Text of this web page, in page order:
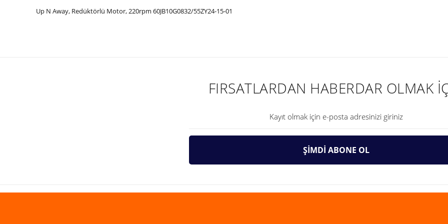
Up N Away, Redüktörlü Motor, 220rpm 60JB10G0832/55ZY24-15-01
Gönder
FIRSATLARDAN HABERDAR OLMAK
ŞİMDİ ABONE OL